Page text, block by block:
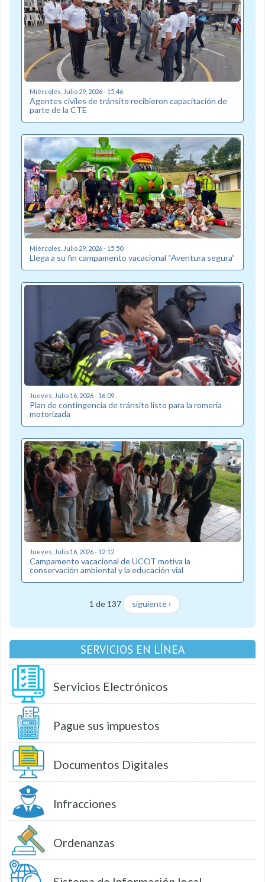
Miércoles, Julio 29, 2026 - 15:46
Agentes civiles de tránsito recibieron capacitación de
parte de la CTE
Miércoles, Julio 29, 2026 - 15:50
Llega a su fin campamento vacacional “Aventura segura”
Jueves, Julio 16, 2026 - 16:09
Plan de contingencia de tránsito listo para la romería
motorizada
Jueves, Julio 16, 2026 - 12:12
Campamento vacacional de UCOT motiva la
conservación ambiental y la educación vial
1 de 137 siguiente ›
SERVICIOS EN LÍNEA
Servicios Electrónicos
Pague sus impuestos
Documentos Digitales
Infracciones
Ordenanzas